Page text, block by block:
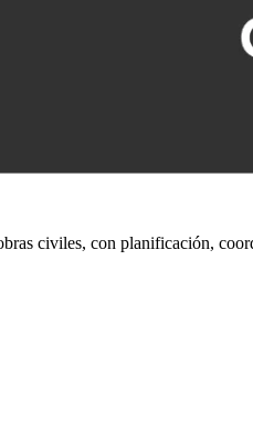
civiles, con planificación,